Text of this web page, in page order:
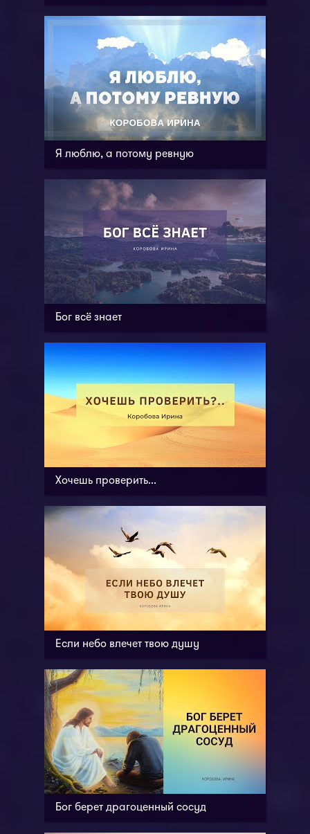
Я люблю, а потому ревную
Бог всё знает
Хочешь проверить...
Если небо влечет твою душу
Бог берет драгоценный сосуд